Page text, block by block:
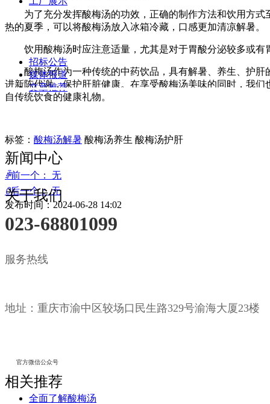
为了充分发挥酸梅汤的功效，正确的制作方法和饮用方式
热的夏季，可以将酸梅汤放入冰箱冷藏，口感更加清凉解暑。
饮用酸梅汤时应注意适量，尤其是对于胃酸分泌较多或有
酸梅汤作为一种传统的中药饮品，具有解暑、养生、护肝
进新陈代谢，保护肝脏健康。在享受酸梅汤美味的同时，我
自传统饮食的健康礼物。
标签： 酸梅汤解暑 酸梅汤养生 酸梅汤护肝
ꄴ前一个：
无
ꄲ后一个： 无
发布时间：2024-06-28 14:02
招标公告
媒体报道
文章推荐
新闻中心
关于我们
023-68801099
服务热线
地址： 重庆市渝中区较场口民生路329号渝海大厦23楼
官方微信公众号
相关推荐
全面了解酸梅汤